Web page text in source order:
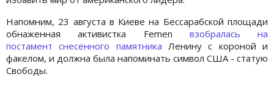
Напомним, 23 августа в Киеве на Бессарабской площади
обнаженная активистка Femen взобралась на
постамент снесенного памятника Ленину с короной и
факелом, и должна была напоминать символ США - статую
Свободы.